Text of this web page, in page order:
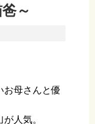
～
お母さんと優
人気。